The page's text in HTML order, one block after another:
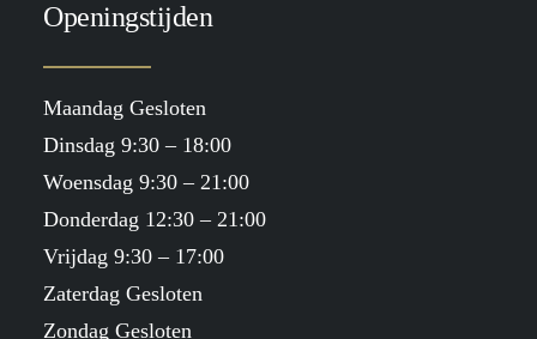
Openingstijden
Maandag Gesloten
Dinsdag 9:30 – 18:00
Woensdag 9:30 – 21:00
Donderdag 12:30 – 21:00
Vrijdag 9:30 – 17:00
Zaterdag Gesloten
Zondag Gesloten